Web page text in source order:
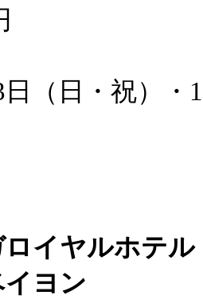
（日・祝）・
イヤルホテル
ヨン